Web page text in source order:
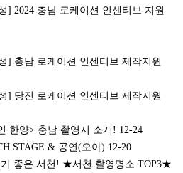
] 2024 충남 로케이션 인센티브 지원
] 충남 로케이션 인센티브 제작지원
] 당진 로케이션 인센티브 제작지원
한양> 충남 촬영지 소개! 12-24
STAGE & 공연(오아) 12-20
좋은 서천! ★서천 촬영명소 TOP3★